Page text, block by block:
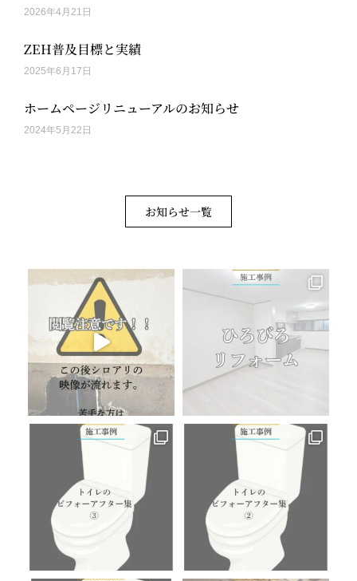
2026年4月21日
ZEH普及目標と実績
2025年6月17日
ホームページリニューアルのお知らせ
2024年5月22日
お知らせ一覧